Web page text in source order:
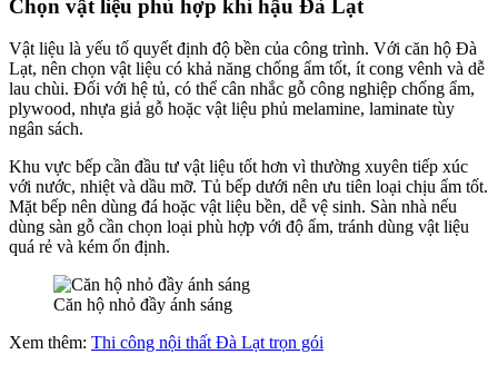
Chọn vật liệu phù hợp khí hậu Đà Lạt
Vật liệu là yếu tố quyết định độ bền của công trình. Với căn hộ Đà
Lạt, nên chọn vật liệu có khả năng chống ẩm tốt, ít cong vênh và dễ
lau chùi. Đối với hệ tủ, có thể cân nhắc gỗ công nghiệp chống ẩm,
plywood, nhựa giả gỗ hoặc vật liệu phủ melamine, laminate tùy
ngân sách.
Khu vực bếp cần đầu tư vật liệu tốt hơn vì thường xuyên tiếp xúc
với nước, nhiệt và dầu mỡ. Tủ bếp dưới nên ưu tiên loại chịu ẩm tốt.
Mặt bếp nên dùng đá hoặc vật liệu bền, dễ vệ sinh. Sàn nhà nếu
dùng sàn gỗ cần chọn loại phù hợp với độ ẩm, tránh dùng vật liệu
quá rẻ và kém ổn định.
Căn hộ nhỏ đầy ánh sáng
Xem thêm: Thi công nội thất Đà Lạt trọn gói